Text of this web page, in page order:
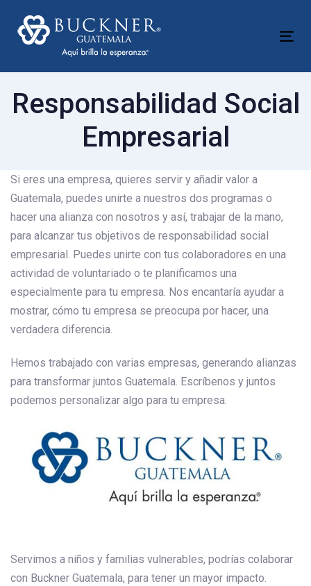
links
content
Responsabilidad Social
Empresarial
Si eres una empresa, quieres servir y añadir valor a
Guatemala, puedes unirte a nuestros dos programas o
hacer una alianza con nosotros y así, trabajar de la mano,
para alcanzar tus objetivos de responsabilidad social
empresarial. Puedes unirte con tus colaboradores en una
actividad de voluntariado o te planificamos una
especialmente para tu empresa. Nos encantaría ayudar a
mostrar, cómo tu empresa se preocupa por hacer, una
verdadera diferencia.
Hemos trabajado con varias empresas, generando alianzas
para transformar juntos Guatemala. Escríbenos y juntos
podemos personalizar algo para tu empresa.
Servimos a niños y familias vulnerables, podrías colaborar
con Buckner Guatemala, para tener un mayor impacto.